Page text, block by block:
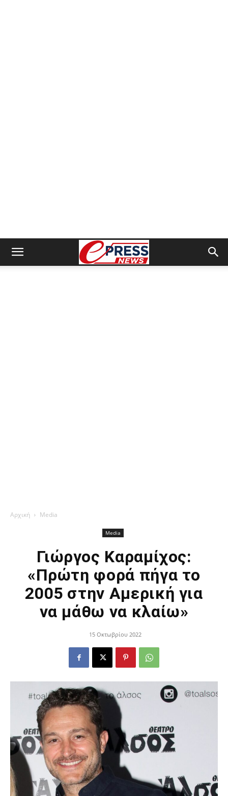
Αρχική Media
Media
Γιώργος Καραμίχος:
«Πρώτη φορά πήγα το
2005 στην Αμερική για
να μάθω να κλαίω»
15 Οκτωβρίου 2022